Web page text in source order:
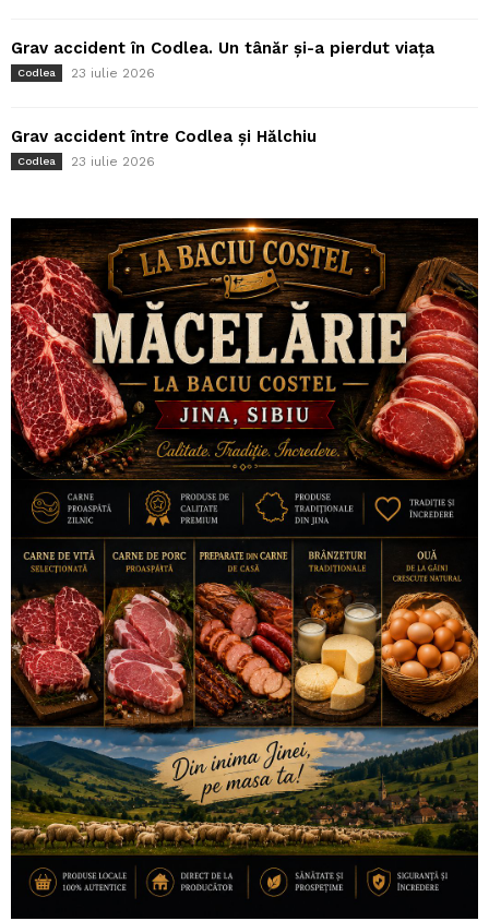
Grav accident în Codlea. Un tânăr și-a pierdut viața
Codlea 23 iulie 2026
Grav accident între Codlea și Hălchiu
Codlea 23 iulie 2026